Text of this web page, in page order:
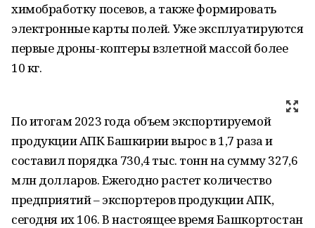
химобработку посевов, а также формировать
электронные карты полей. Уже эксплуатируются
первые дроны-коптеры взлетной массой более
10 кг.
По итогам 2023 года объем экспортируемой
продукции АПК Башкирии вырос в 1,7 раза и
составил порядка 730,4 тыс. тонн на сумму 327,6
млн долларов. Ежегодно растет количество
предприятий – экспортеров продукции АПК,
сегодня их 106. В настоящее время Башкортостан